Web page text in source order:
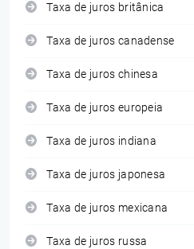
Taxa de juros britânica
Taxa de juros canadense
Taxa de juros chinesa
Taxa de juros europeia
Taxa de juros indiana
Taxa de juros japonesa
Taxa de juros mexicana
Taxa de juros russa